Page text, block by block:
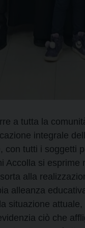
a tutta la
integrale
con tutti i soggetti
Accolla si
alla
alleanza
situazione
ciò che